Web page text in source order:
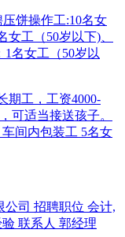
饼操作工:10名女
工（50岁以下)、
名女工（50岁以
期工，工资4000-
可适当接送孩子。
间内包装工 5名女
司 招聘职位 会计,
联系人 郭经理